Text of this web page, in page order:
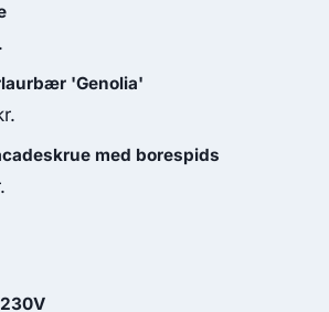
'Genolia'
med borespids